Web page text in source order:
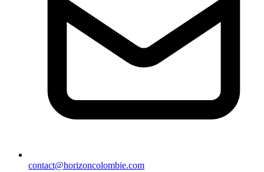
contact@horizoncolombie.com